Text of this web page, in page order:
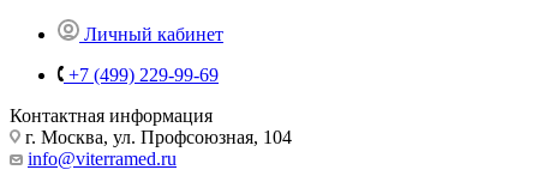
Личный кабинет
+7 (499) 229-99-69
Контактная информация
г. Москва, ул. Профсоюзная, 104
info@viterramed.ru